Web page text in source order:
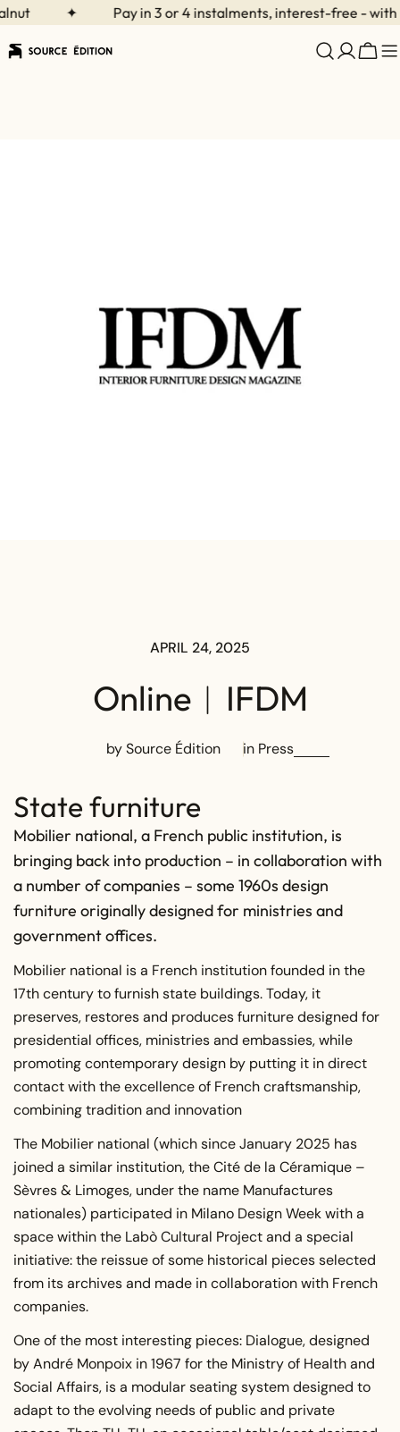
Skip
content
Pay in 3 or 4 instalments, interest-free - with
Cart
APRIL 24, 2025
Online︱IFDM
by Source Édition in Press
State furniture
Mobilier national, a French public institution, is
bringing back into production – in collaboration with
a number of companies – some 1960s design
furniture originally designed for ministries and
government offices.
Mobilier national is a French institution founded in the
17th century to furnish state buildings. Today, it
preserves, restores and produces furniture designed for
presidential offices, ministries and embassies, while
promoting contemporary design by putting it in direct
contact with the excellence of French craftsmanship,
combining tradition and innovation
The Mobilier national (which since January 2025 has
joined a similar institution, the Cité de la Céramique –
Sèvres & Limoges, under the name Manufactures
nationales) participated in Milano Design Week with a
space within the Labò Cultural Project and a special
initiative: the reissue of some historical pieces selected
from its archives and made in collaboration with French
companies.
One of the most interesting pieces: Dialogue, designed
by André Monpoix in 1967 for the Ministry of Health and
Social Affairs, is a modular seating system designed to
adapt to the evolving needs of public and private